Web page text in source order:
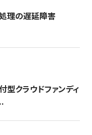
処理の遅延障害
型クラウドファンディ